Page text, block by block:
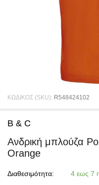
ΚΩΔΙΚΟΣ (SKU): R548424102
B & C
Ανδρική μπλούζα
Orange
Διαθεσιμότητα: 4 εως 7